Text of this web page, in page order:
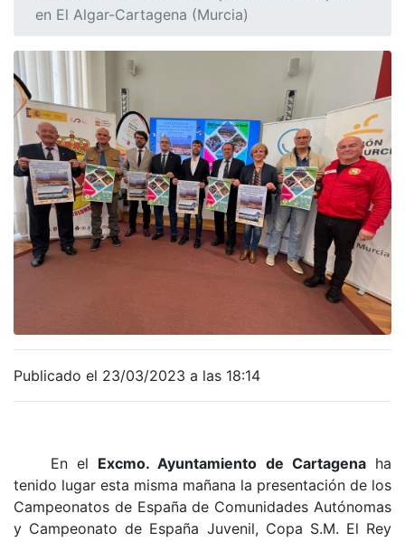
en El Algar-Cartagena (Murcia)
Publicado el 23/03/2023 a las 18:14
En el Excmo. Ayuntamiento de Cartagenaha
tenido lugar esta misma mañana la presentación de los
Campeonatos de España de Comunidades Autónomas
y Campeonato de España Juvenil, Copa S.M. El Rey